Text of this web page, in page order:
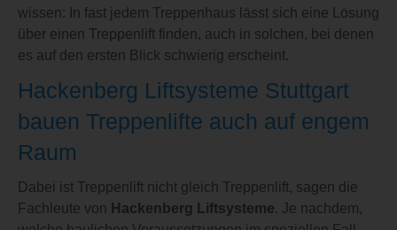
wissen: In fast jedem Treppenhaus lässt sich eine Lösung
über einen Treppenlift finden, auch in solchen, bei denen
es auf den ersten Blick schwierig erscheint.
Hackenberg Liftsysteme Stuttgart
bauen Treppenlifte auch auf engem
Raum
Dabei ist Treppenlift nicht gleich Treppenlift, sagen die
Fachleute von Hackenberg Liftsysteme. Je nachdem,